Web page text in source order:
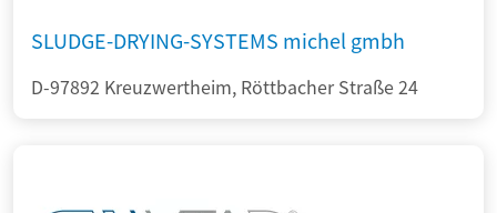
SLUDGE-DRYING-SYSTEMS michel gmbh
D-97892 Kreuzwertheim, Röttbacher Straße 24